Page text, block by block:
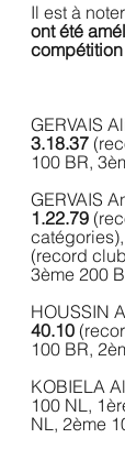
Il est à
ont été
GERVAIS
3.18.37
100 BR,
GERVAIS
1.22.79
(record
3ème 200
HOUSSIN
40.10
100 BR,
KOBIELA
100 NL,
NL, 2ème